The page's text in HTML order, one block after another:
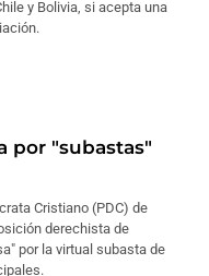
y Bolivia, si acepta una
por "subastas"
Cristiano (PDC) de
derechista de
por la virtual subasta de